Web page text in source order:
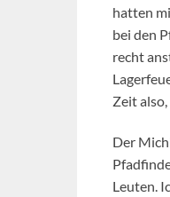
hatten
bei den
recht
Zeit
Der
Leuten.